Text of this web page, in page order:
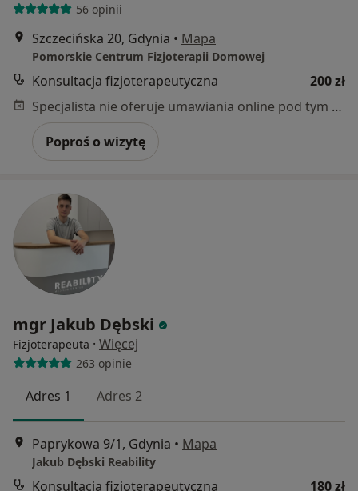
56 opinii
Szczecińska 20, Gdynia • Mapa
Pomorskie Centrum Fizjoterapii Domowej
Konsultacja fizjoterapeutyczna
200 zł
Specjalista nie oferuje umawiania online pod tym adresem.
Poproś o wizytę
mgr Jakub Dębski
Fizjoterapeuta · Więcej
263 opinie
Adres 1 Adres 2
Paprykowa 9/1, Gdynia • Mapa
Jakub Dębski Reability
Konsultacja fizjoterapeutyczna
180 zł